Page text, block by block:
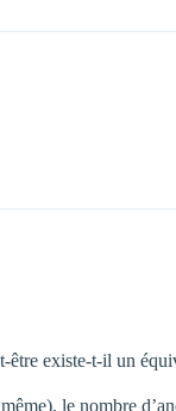
existe-t-il un
le nombre